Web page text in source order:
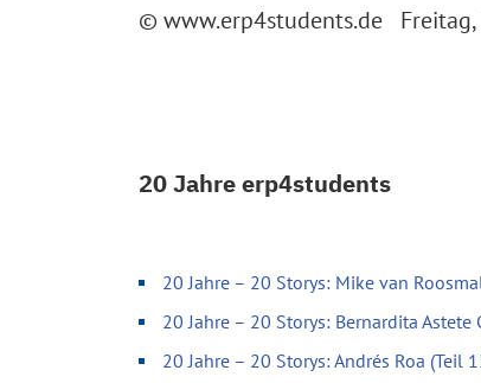
© www.erp4students.de Freitag,
20 Jahre erp4students
20 Jahre – 20 Storys: Mike van
20 Jahre – 20 Storys: Bernardita Astete
20 Jahre – 20 Storys: Andrés Roa (Teil